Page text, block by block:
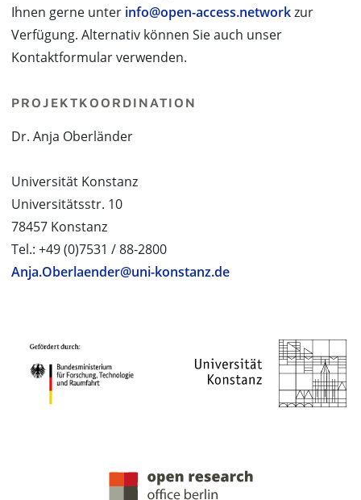
Ihnen gerne unter info@open-access.networkzur
Verfügung. Alternativ können Sie auch unser
Kontaktformular verwenden.
PROJEKTKOORDINATION
Dr. Anja Oberländer
Universität Konstanz
Universitätsstr. 10
78457 Konstanz
Tel.: +49 (0)7531 / 88-2800
Anja.Oberlaender@uni-konstanz.de